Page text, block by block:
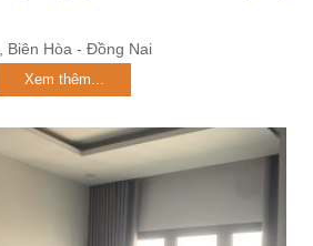
Biên Hòa - Đồng Nai
Xem thêm...